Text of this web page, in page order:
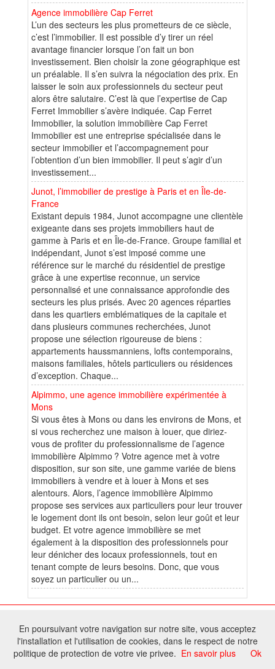
Agence immobilière Cap Ferret
L’un des secteurs les plus prometteurs de ce siècle,
c’est l’immobilier. Il est possible d’y tirer un réel
avantage financier lorsque l’on fait un bon
investissement. Bien choisir la zone géographique est
un préalable. Il s’en suivra la négociation des prix. En
laisser le soin aux professionnels du secteur peut
alors être salutaire. C’est là que l’expertise de Cap
Ferret Immobilier s’avère indiquée. Cap Ferret
Immobilier, la solution immobilière Cap Ferret
Immobilier est une entreprise spécialisée dans le
secteur immobilier et l’accompagnement pour
l’obtention d’un bien immobilier. Il peut s’agir d’un
investissement...
Junot, l’immobilier de prestige à Paris et en Île-de-
France
Existant depuis 1984, Junot accompagne une clientèle
exigeante dans ses projets immobiliers haut de
gamme à Paris et en Île-de-France. Groupe familial et
indépendant, Junot s’est imposé comme une
référence sur le marché du résidentiel de prestige
grâce à une expertise reconnue, un service
personnalisé et une connaissance approfondie des
secteurs les plus prisés. Avec 20 agences réparties
dans les quartiers emblématiques de la capitale et
dans plusieurs communes recherchées, Junot
propose une sélection rigoureuse de biens :
appartements haussmanniens, lofts contemporains,
maisons familiales, hôtels particuliers ou résidences
d’exception. Chaque...
Alpimmo, une agence immobilière expérimentée à
Mons
Si vous êtes à Mons ou dans les environs de Mons, et
si vous recherchez une maison à louer, que diriez-
vous de profiter du professionnalisme de l’agence
immobilière Alpimmo ? Votre agence met à votre
disposition, sur son site, une gamme variée de biens
immobiliers à vendre et à louer à Mons et ses
alentours. Alors, l’agence immobilière Alpimmo
propose ses services aux particuliers pour leur trouver
le logement dont ils ont besoin, selon leur goût et leur
budget. Et votre agence immobilière se met
également à la disposition des professionnels pour
leur dénicher des locaux professionnels, tout en
tenant compte de leurs besoins. Donc, que vous
soyez un particulier ou un...
FontAwesome
Tous droits réservés - Toute reproduction du contenu de ce site, même
partielle, est interdite sans accord du propriétaire.
En poursuivant votre navigation sur notre site, vous acceptez
l'installation et l'utilisation de cookies, dans le respect de notre
politique de protection de votre vie privee. En savoir plus Ok